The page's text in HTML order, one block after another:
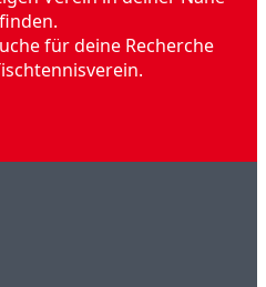
für deine Recherche